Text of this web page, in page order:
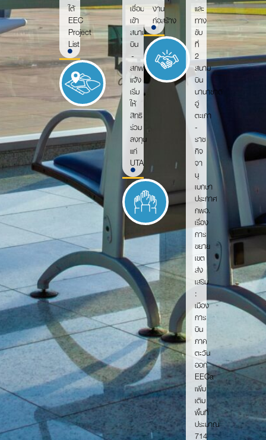
ใต้
EEC
Project
List
เชื่อม
เข้า
สนาม
บิน
-
สกพอ.
แจ้ง
เริ่ม
ให้
สิทธิ
ร่วม
ลงทุน
แก่
UTA
งาน
ก่อสร้าง
และ
ทาง
ขับ
ที่
2
สนาม
บิน
นานาชาติ
อู่
ตะเภา
-
ราช
กิจ
จา
นุ
เบกษา
ประกาศ
กพอ.
เรื่อง
การ
ขยาย
เขต
ส่ง
เสริม
:
เมือง
การ
บิน
ภาค
ตะวัน
ออก
EECa
เพิ่ม
เติม
พื้นที่
ประมาณ
714